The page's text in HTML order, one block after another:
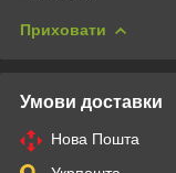
Приховати
Умови доставки
Нова Пошта